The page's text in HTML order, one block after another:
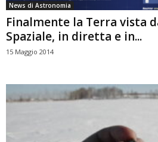
News di Astronomia
Finalmente la Terra vista
Spaziale, in diretta e in...
15 Maggio 2014